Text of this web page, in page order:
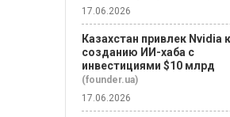
17.06.2026
Казахстан привлек Nvidia к
созданию ИИ-хаба с
инвестициями $10 млрд
(founder.ua)
17.06.2026